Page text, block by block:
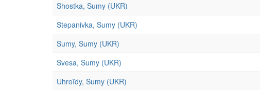
Shostka, Sumy (UKR)
Stepanivka, Sumy (UKR)
Sumy, Sumy (UKR)
Svesa, Sumy (UKR)
Uhroïdy, Sumy (UKR)